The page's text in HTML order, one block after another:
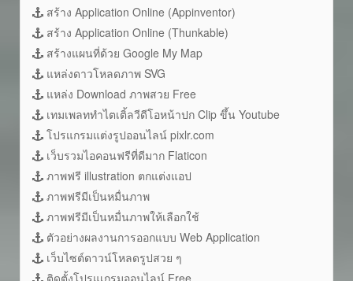
สร้าง Application Online (Appinventor)
สร้าง Application Online (Thunkable)
สร้างแผนที่ด้วย Google My Map
แหล่งดาวโหลดภาพ SVG
แหล่ง Download ภาพสวย Free
เทมเพลททำไตเติ้ลวีดีโอหน้าปก Clip ขึ้น Youtube
โปรแกรมแต่งรูปออนไลน์ pixlr.com
เว็บรวมไอคอนฟรีที่ดีมาก Flaticon
ภาพฟรี illustration ตกแต่งแอป
ภาพฟรีมีเป็นหมื่นภาพ
ภาพฟรีมีเป็นหมื่นภาพให้เลือกใช้
ตัวอย่างผลงานการออกแบบ Web Application
เว็บไซต์ดาวน์โหลดรูปสวย ๆ
ติดตั้งโปรแเกรมออนไลน์ Free